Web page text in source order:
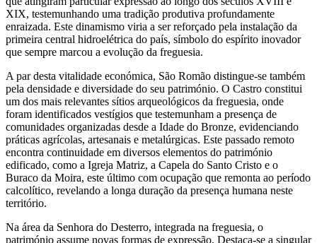
XIX, testemunhando uma tradição produtiva profundamente
enraizada. Este dinamismo viria a ser reforçado pela instalação da
primeira central hidroelétrica do país, símbolo do espírito inovador
que sempre marcou a evolução da freguesia.
A par desta vitalidade económica, São Romão distingue-se também
pela densidade e diversidade do seu património. O Castro constitui
um dos mais relevantes sítios arqueológicos da freguesia, onde
foram identificados vestígios que testemunham a presença de
comunidades organizadas desde a Idade do Bronze, evidenciando
práticas agrícolas, artesanais e metalúrgicas. Este passado remoto
encontra continuidade em diversos elementos do património
edificado, como a Igreja Matriz, a Capela do Santo Cristo e o
Buraco da Moira, este último com ocupação que remonta ao período
calcolítico, revelando a longa duração da presença humana neste
território.
Na área da Senhora do Desterro, integrada na freguesia, o
património assume novas formas de expressão. Destaca-se a singular